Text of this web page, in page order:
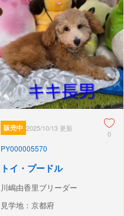
販売中 2025/10/13 更新
0
PY000005570
トイ・プードル
川嶋由香里ブリーダー
見学地：京都府